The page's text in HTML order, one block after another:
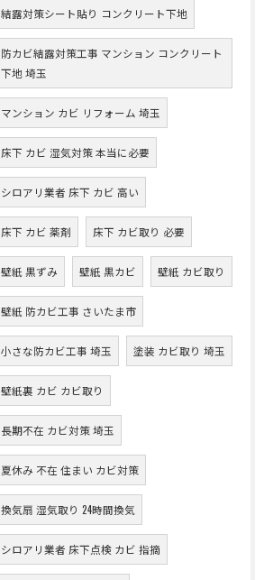
結露対策シート貼り コンクリート下地
防カビ結露対策工事 マンション コンクリート
下地 埼玉
マンション カビ リフォーム 埼玉
床下 カビ 湿気対策 本当に必要
シロアリ業者 床下 カビ 高い
床下 カビ 薬剤 床下 カビ取り 必要
壁紙 黒ずみ 壁紙 黒カビ 壁紙 カビ取り
壁紙 防カビ工事 さいたま市
小さな防カビ工事 埼玉 塗装 カビ取り 埼玉
壁紙裏 カビ カビ取り
長期不在 カビ対策 埼玉
夏休み 不在 住まい カビ対策
換気扇 湿気取り 24時間換気
シロアリ業者 床下点検 カビ 指摘